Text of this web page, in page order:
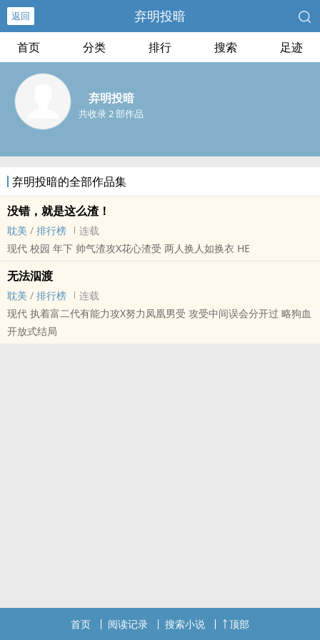
返回 弃明投暗
首页 分类 排行 搜索 足迹
弃明投暗
共收录 2 部作品
弃明投暗的全部作品集
没错，就是这么渣！
耽美 / 排行榜
连载
现代 校园 年下 帅气渣攻X花心渣受 两人换人如换衣 HE
无法泅渡
耽美 / 排行榜
连载
现代 执着富二代有能力攻X努力凤凰男受 攻受中间误会分开过 略狗血
开放式结局
首页 阅读记录 搜索小说 顶部